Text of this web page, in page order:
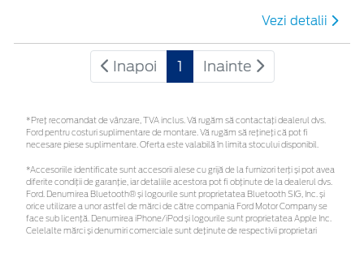
Vezi detalii
Inapoi 1 Inainte
*Preţ recomandat de vânzare, TVA inclus. Vă rugăm să contactaţi dealerul dvs.
Ford pentru costuri suplimentare de montare. Vă rugăm să rețineți că pot fi
necesare piese suplimentare. Oferta este valabilă în limita stocului disponibil.
*Accesoriile identificate sunt accesorii alese cu grijă de la furnizori terți și pot avea
diferite condiții de garanție, iar detaliile acestora pot fi obținute de la dealerul dvs.
Ford. Denumirea Bluetooth® și logourile sunt proprietatea Bluetooth SIG, Inc. și
orice utilizare a unor astfel de mărci de către compania Ford Motor Company se
face sub licență. Denumirea iPhone/iPod și logourile sunt proprietatea Apple Inc.
Celelalte mărci și denumiri comerciale sunt deținute de respectivii proprietari